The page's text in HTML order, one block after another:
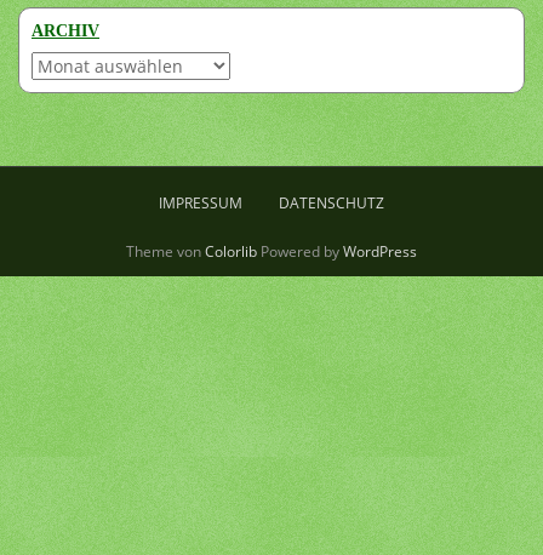
ARCHIV
Archiv
IMPRESSUM DATENSCHUTZ
Theme vonColorlib Powered byWordPress